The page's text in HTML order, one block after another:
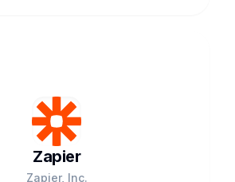
Zapier
Zapier, Inc.